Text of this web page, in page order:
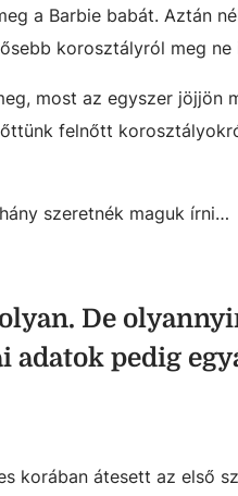
a Barbie babát. Aztán
korosztályról meg
most az egyszer jöjjön
felnőtt
szeretnék maguk írni…
De
adatok pedig
korában átesett az első